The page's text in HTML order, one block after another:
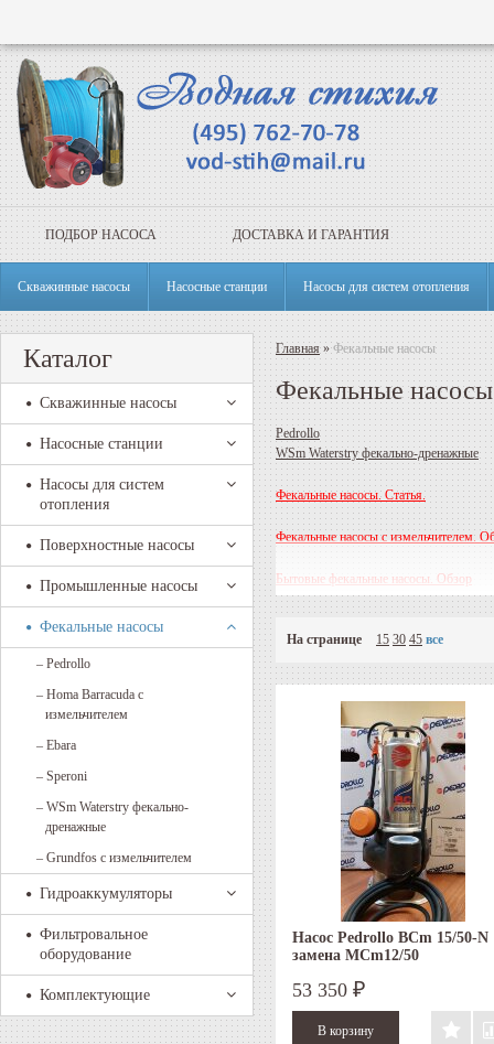
ПОДБОР НАСОСА ДОСТАВКА И ГАРАНТИЯ
Скважинные насосы Насосные станции Насосы для систем отопления
Каталог
Скважинные насосы
Насосные станции
Насосы для систем
отопления
Поверхностные насосы
Промышленные насосы
Фекальные насосы
– Pedrollo
– Homa Barracuda с
измельчителем
– Ebara
– Speroni
– WSm Waterstry фекально-
дренажные
– Grundfos с измельчителем
Гидроаккумуляторы
Фильтровальное
оборудование
Комплектующие
Главная»Фекальные насосы
Фекальные насосы
Pedrollo
WSm Waterstry фекально-дренажные
Фекальные насосы. Статья.
Фекальные насосы с измельчителем.
Бытовые фекальные насосы. Обзор
Фекальные насосы Homa Barracuda.
На странице 15 30 45 все
Насос Pedrollo BCm 15/50-N
замена MCm12/50
53 350 ₽